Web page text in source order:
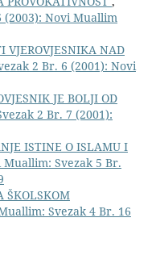
(2003): Novi Muallim
VJEROVJESNIKA NAD
2 Br. 6 (2001): Novi
JE BOLJI OD
2 Br. 7 (2001):
ISTINE O ISLAMU I
Muallim: Svezak 5 Br.
ŠKOLSKOM
Svezak 4 Br. 16